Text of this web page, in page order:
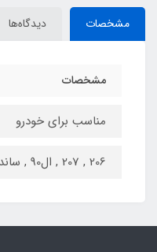
مشخصات دیدگاه‌ها
مشخصات
مناسب برای خودرو
206 , 207 , ال90 , ساندرو , پرشیا